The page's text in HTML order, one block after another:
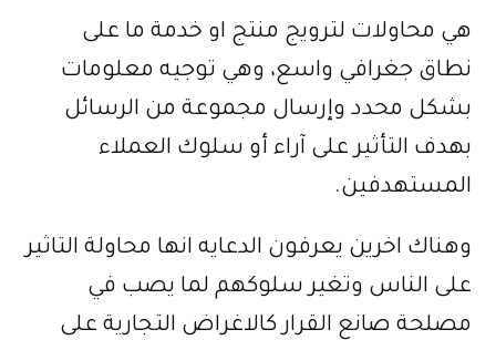
هي محاولات لترويج منتج او خدمة ما على
نطاق جغرافي واسع، وهي توجيه معلومات
بشكل محدد وإرسال مجموعة من الرسائل
بهدف التأثير على آراء أو سلوك العملاء
المستهدفين.
وهناك اخرين يعرفون الدعايه انها محاولة التاثير
على الناس وتغير سلوكهم لما يصب في
مصلحة صانع القرار كالاغراض التجارية على